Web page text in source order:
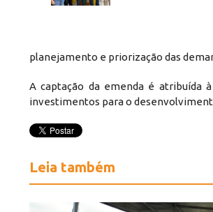
planejamento e priorização das
A captação da emenda é atribuída
investimentos para o
Leia também